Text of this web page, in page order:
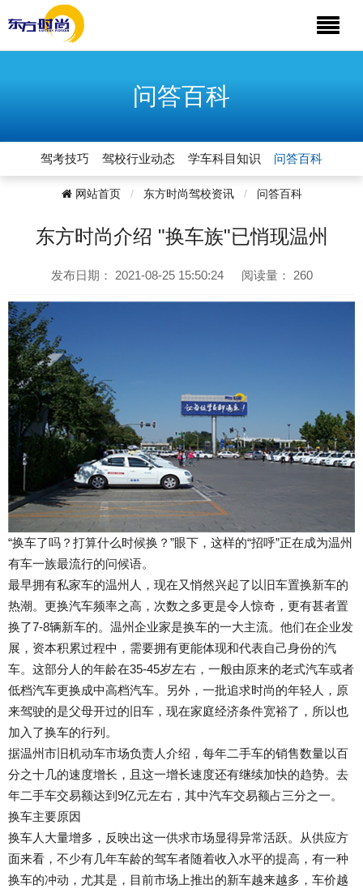
问答百科
驾考技巧 驾校行业动态 学车科目知识 问答百科
网站首页 东方时尚驾校资讯 问答百科
东方时尚介绍 "换车族"已悄现温州
发布日期： 2021-08-25 15:50:24 阅读量： 260
“换车了吗？打算什么时候换？”眼下，这样的“招呼”正在成为温州
有车一族最流行的问候语。
最早拥有私家车的温州人，现在又悄然兴起了以旧车置换新车的
热潮。更换汽车频率之高，次数之多更是令人惊奇，更有甚者置
换了7-8辆新车的。温州企业家是换车的一大主流。他们在企业发
展，资本积累过程中，需要拥有更能体现和代表自己身份的汽
车。这部分人的年龄在35-45岁左右，一般由原来的老式汽车或者
低档汽车更换成中高档汽车。另外，一批追求时尚的年轻人，原
来驾驶的是父母开过的旧车，现在家庭经济条件宽裕了，所以也
加入了换车的行列。
据温州市旧机动车市场负责人介绍，每年二手车的销售数量以百
分之十几的速度增长，且这一增长速度还有继续加快的趋势。去
年二手车交易额达到9亿元左右，其中汽车交易额占三分之一。
换车主要原因
换车人大量增多，反映出这一供求市场显得异常活跃。从供应方
面来看，不少有几年车龄的驾车者随着收入水平的提高，有一种
换车的冲动，尤其是，目前市场上推出的新车越来越多，车价越